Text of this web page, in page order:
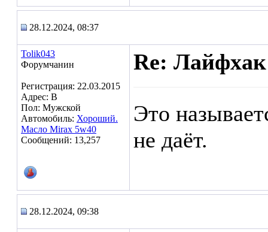
28.12.2024, 08:37
Tolik043
Форумчанин
Регистрация: 22.03.2015
Адрес: В
Пол: Мужской
Автомобиль: Хороший.
Масло Mirax 5w40
Сообщений: 13,257
Re:
Это
не даёт.
28.12.2024, 09:38